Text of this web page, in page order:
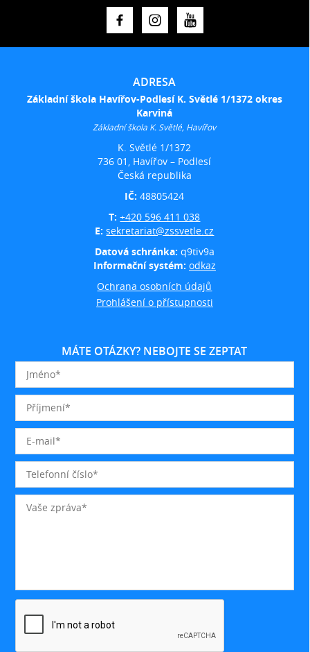
ADRESA
Základní škola Havířov-Podlesí K. Světlé 1/1372 okres
Karviná
Základní škola K. Světlé, Havířov
K. Světlé 1/1372
736 01, Havířov – Podlesí
Česká republika
IČ:48805424
T:+420 596 411 038
E:sekretariat@zssvetle.cz
Datová schránka: q9tiv9a
Informační systém: odkaz
Ochrana osobních údajů
Prohlášení o přístupnosti
MÁTE OTÁZKY? NEBOJTE SE ZEPTAT